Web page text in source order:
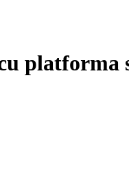
platforma